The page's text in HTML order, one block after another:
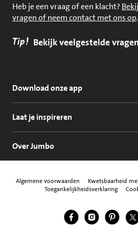
Heb je een vraag of een klacht?
vragen of neem contact met ons op.
Tip! Bekijk veelgestelde vragen
Download onze app
Laat je inspireren
Over Jumbo
Algemene voorwaarden Kwetsbaarheid
Toegankelijkheidsverklaring
Volg ons
Jumbo Facebook
JumboJumbo